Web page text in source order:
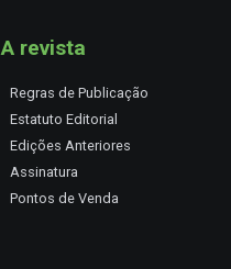
A revista
Regras de Publicação
Estatuto Editorial
Edições Anteriores
Assinatura
Pontos de Venda